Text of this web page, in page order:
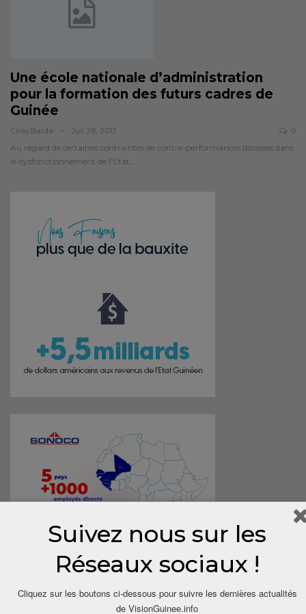
Une école nationale d’administration
pour la formation des futurs cadres de
Guinée
Cirey.balde Juil 28, 2013 0
Au regard de certaines contraintes de contre-performances décelées dans
le dysfonctionnement de l'Etat…
Suivez nous sur les
Réseaux sociaux !
Cliquez sur les boutons ci-dessous pour suivre les dernières actualités
de VisionGuinee.info